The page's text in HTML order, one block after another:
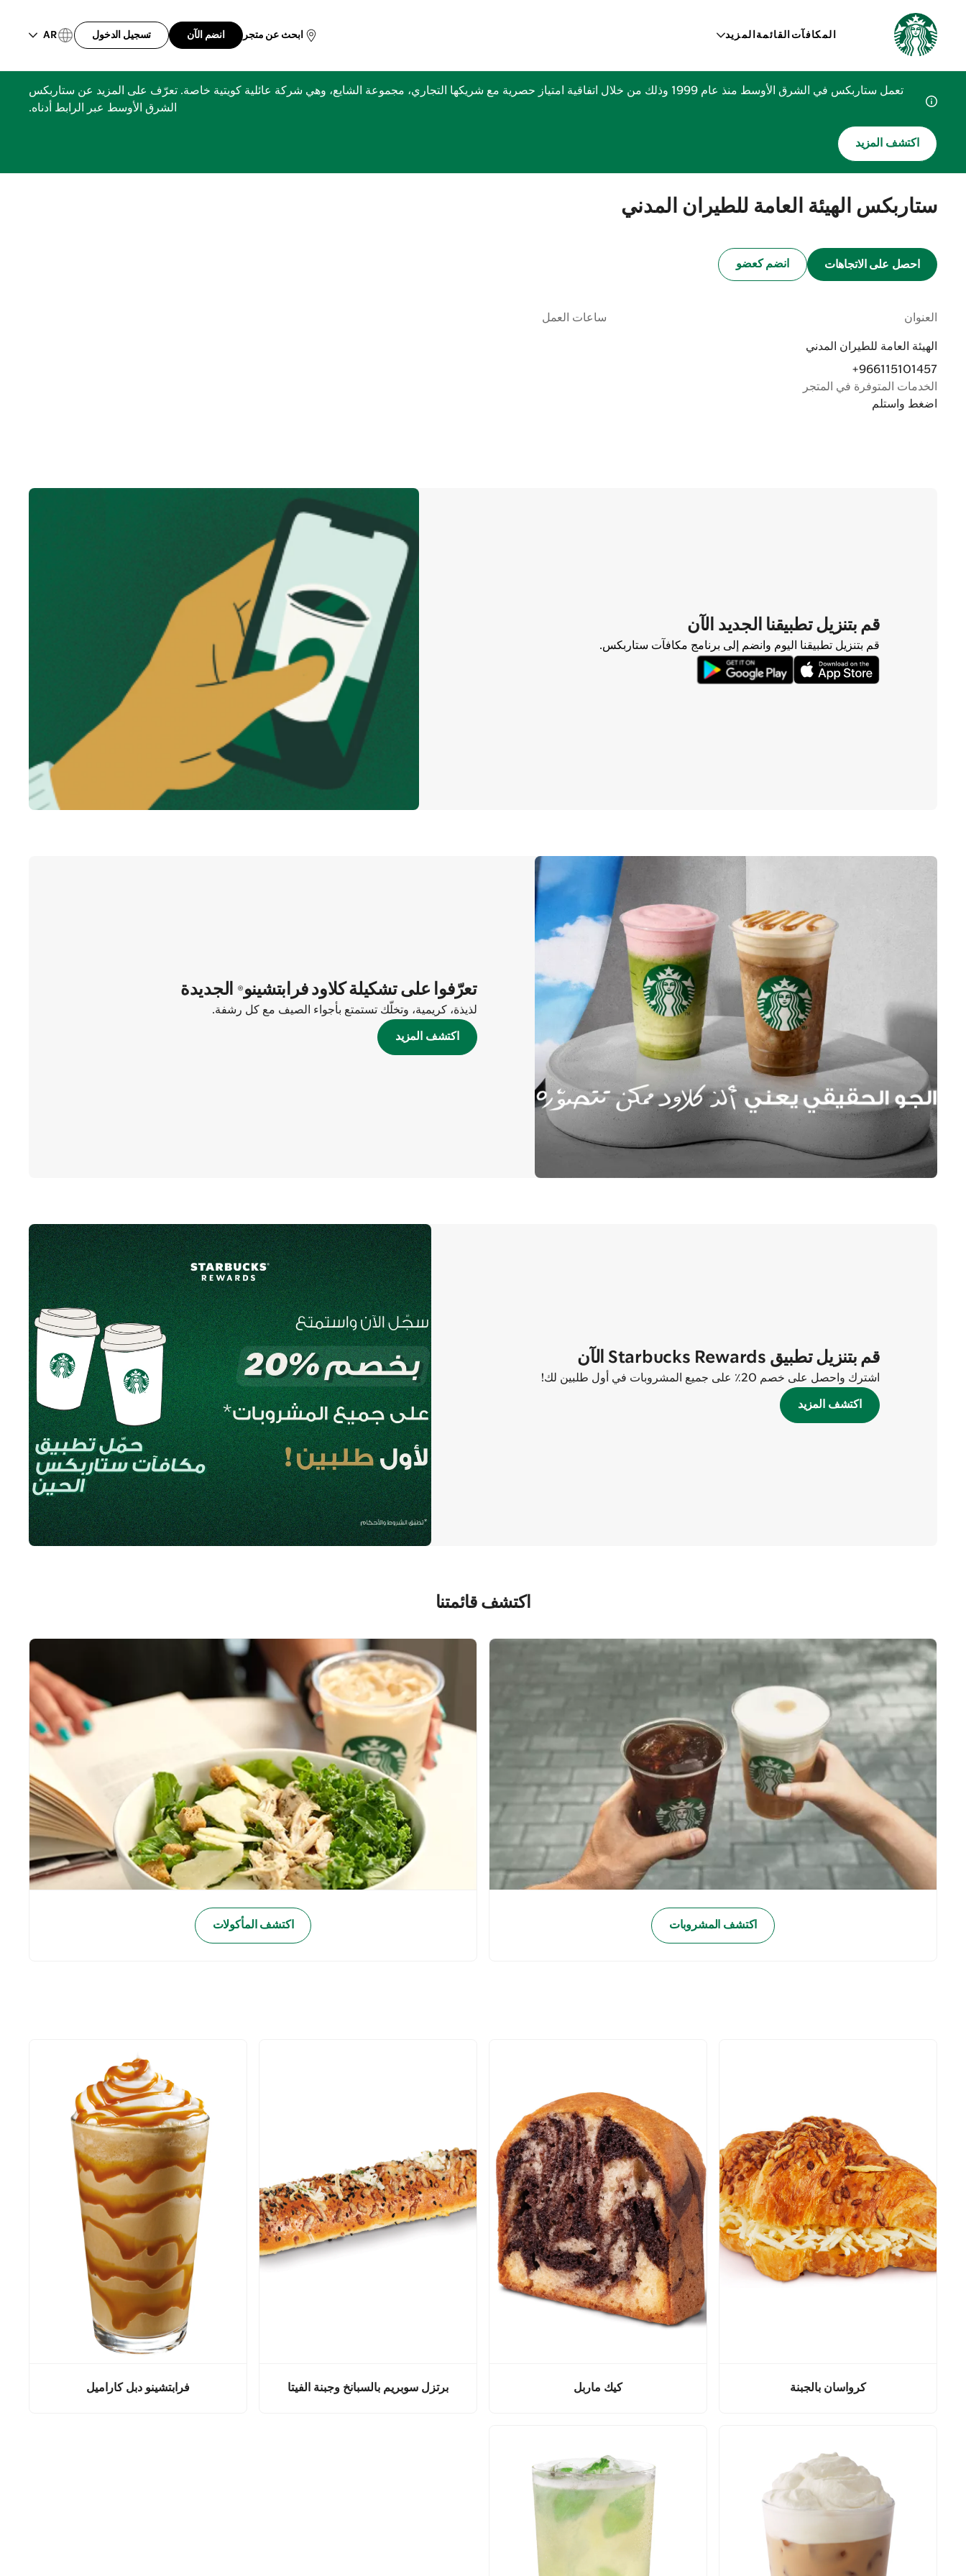
المكافآت القائمة المزيد ابحث عن متجر انضم الآن تسجيل الدخول AR
تعمل ستاربكس في الشرق الأوسط منذ عام 1999 وذلك من خلال اتفاقية امتياز حصرية مع شريكها التجاري، مجموعة الشايع، وهي شركة عائلية كويتية خاصة. تعرّف على المزيد عن ستاربكس
الشرق الأوسط عبر الرابط أدناه.
اكتشف المزيد
ستاربكس الهيئة العامة للطيران المدني
احصل على الاتجاهات انضم كعضو
العنوان
الهيئة العامة للطيران المدني
+966115101457
الخدمات المتوفرة في المتجر
اضغط واستلم
ساعات العمل
قم بتنزيل تطبيقنا الجديد الآن
قم بتنزيل تطبيقنا اليوم وانضم إلى برنامج مكافآت ستاربكس.
تعرّفوا على تشكيلة كلاود فرابتشينو® الجديدة
لذيذة، كريمية، وتخلّك تستمتع بأجواء الصيف مع كل رشفة.
اكتشف المزيد
قم بتنزيل تطبيق Starbucks Rewards الآن
اشترك واحصل على خصم 20٪ على جميع المشروبات في أول طلبين لك!
اكتشف المزيد
اكتشف قائمتنا
اكتشف المشروبات اكتشف المأكولات
كرواسان بالجبنة كيك ماربل برتزل سوبريم بالسبانخ وجبنة الفيتا فرابتشينو دبل كاراميل